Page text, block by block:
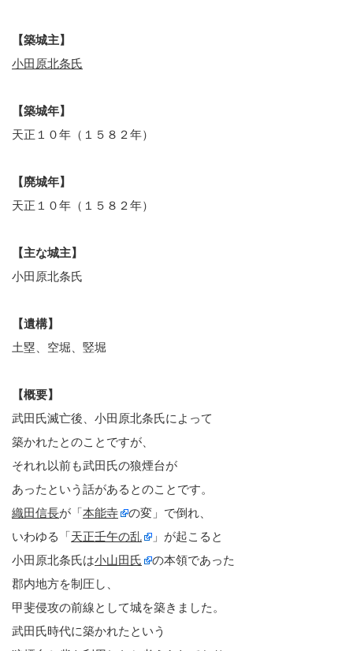
【築城主】
小田原北条氏
【築城年】
天正１０年（１５８２年）
【廃城年】
天正１０年（１５８２年）
【主な城主】
小田原北条氏
【遺構】
土塁、空堀、竪堀
【概要】
武田氏滅亡後、小田原北条氏によって
築かれたとのことですが、
それれ以前も武田氏の狼煙台が
あったという話があるとのことです。
織田信長が「本能寺
の変」で倒れ、
いわゆる「天正壬午の乱
」が起こると
小田原北条氏は小山田氏
の本領であった
郡内地方を制圧し、
甲斐侵攻の前線として城を築きました。
武田氏時代に築かれたという